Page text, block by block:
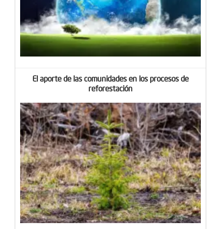
El aporte de las comunidades en los procesos de
reforestación